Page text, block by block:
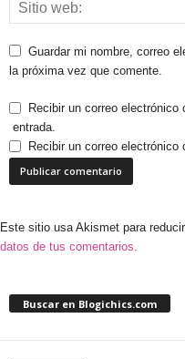
Guardar mi nombre, correo
la próxima vez que comente.
Recibir un correo
entrada.
Recibir un correo electrónico
Este sitio usa Akismet para
datos de tus comentarios.
Buscar en Blogichics.com